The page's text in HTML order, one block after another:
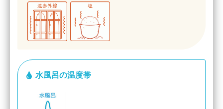
水風呂の温度帯